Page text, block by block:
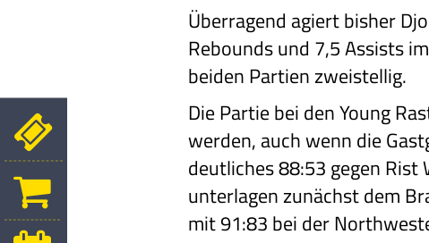
Überragend agiert bisher
Rebounds und 7,5 Assists
beiden Partien zweistellig.
Die Partie bei den Young
werden, auch wenn die
deutliches 88:53 gegen
unterlagen zunächst dem
mit 91:83 bei der